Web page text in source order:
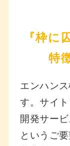
『枠に
特
エンハン
す。サイ
開発サー
というご